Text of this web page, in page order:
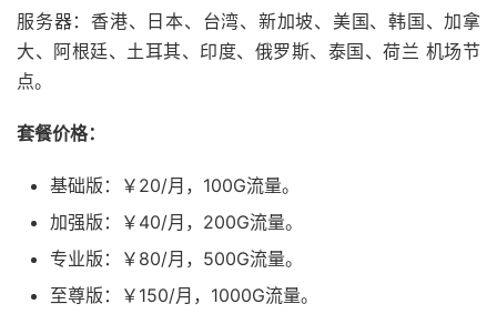
服务器：香港、日本、台湾、新加坡、美国、韩国、加拿
大、阿根廷、土耳其、印度、俄罗斯、泰国、荷兰 机场节
点。
套餐价格：
基础版：￥20/月，100G流量。
加强版：￥40/月，200G流量。
专业版：￥80/月，500G流量。
至尊版：￥150/月，1000G流量。